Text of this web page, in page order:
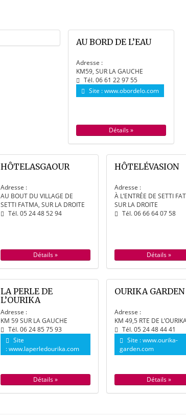
AU BORD DE L’EAU
Adresse :
KM59, SUR LA GAUCHE
Tél. 06 61 22 97 55
Site :www.obordelo.com
Détails »
HÔTELASGAOUR
Adresse :
AU BOUT DU VILLAGE DE
SETTI FATMA, SUR LA DROITE
Tél. 05 24 48 52 94
Détails »
HÔTELÉVASION
Adresse :
À L’ENTRÉE DE SETTI
SUR LA DROITE
Tél. 06 66 64 07 58
Détails »
LA PERLE DE
L’OURIKA
Adresse :
KM 59 SUR LA GAUCHE
Tél. 06 24 85 75 93
Site
:www.laperledourika.com
Détails »
OURIKA GARDEN
Adresse :
KM 49,5 RTE DE
Tél. 05 24 48 44 41
Site :www.ourika-
garden.com
Détails »